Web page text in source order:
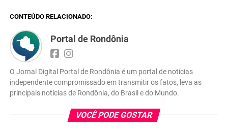
CONTEÚDO RELACIONADO:
Portal de Rondônia
O Jornal Digital Portal de Rondônia é um portal de notícias
independente compromissado em transmitir os fatos, leva as
principais notícias de Rondônia, do Brasil e do Mundo.
VOCÊ PODE GOSTAR